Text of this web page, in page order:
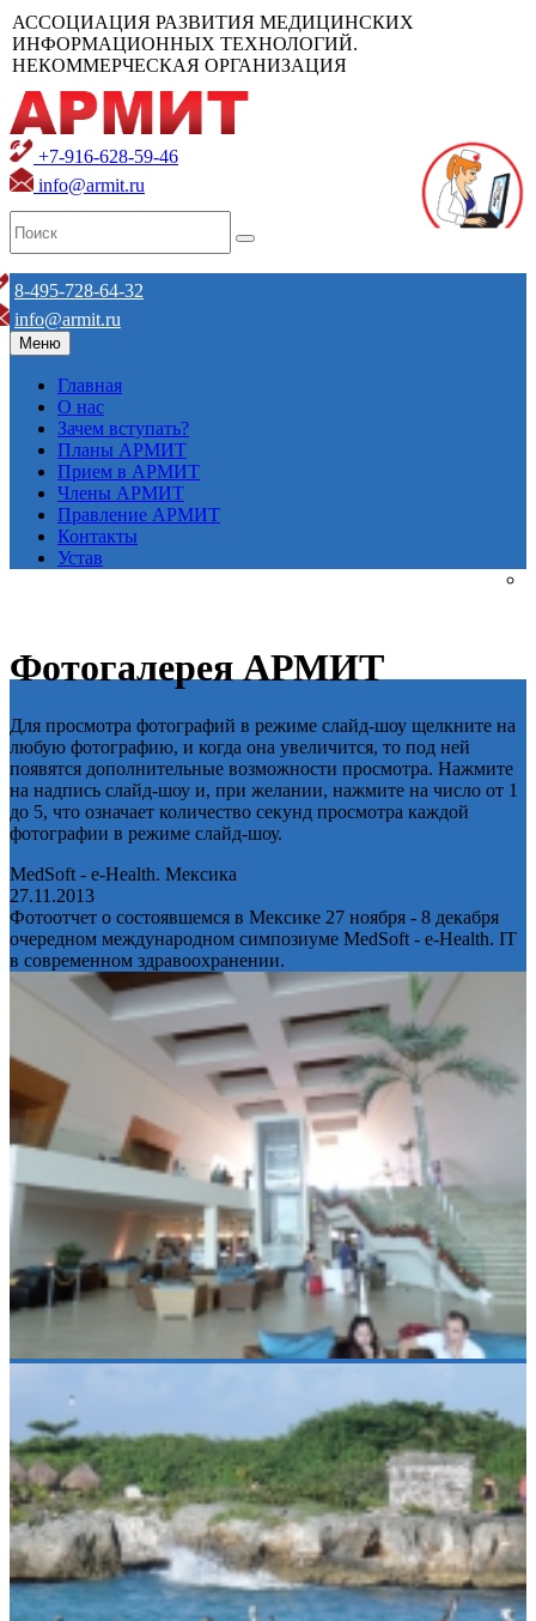
АССОЦИАЦИЯ РАЗВИТИЯ МЕДИЦИНСКИХ
ИНФОРМАЦИОННЫХ ТЕХНОЛОГИЙ.
НЕКОММЕРЧЕСКАЯ ОРГАНИЗАЦИЯ
+7-916-628-59-46
info@armit.ru
8-495-728-64-32
info@armit.ru
Меню
Главная
О нас
Зачем вступать?
Планы АРМИТ
Прием в АРМИТ
Члены АРМИТ
Правление АРМИТ
Контакты
Устав
Фотогалерея АРМИТ
Для просмотра фотографий в режиме слайд-шоу щелкните на
любую фотографию, и когда она увеличится, то под ней
появятся дополнительные возможности просмотра. Нажмите
на надпись слайд-шоу и, при желании, нажмите на число от 1
до 5, что означает количество секунд просмотра каждой
фотографии в режиме слайд-шоу.
MedSoft - e-Health. Мексика
27.11.2013
Фотоотчет о состоявшемся в Мексике 27 ноября - 8 декабря
очередном международном симпозиуме MedSoft - e-Health. IT
в современном здравоохранении.